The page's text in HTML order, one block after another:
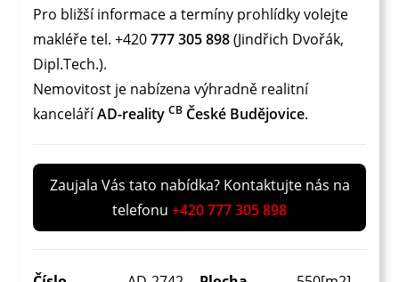
Pro bližší informace a termíny prohlídky volejte
makléře tel. +420777 305 898(Jindřich Dvořák,
Dipl.Tech.).
Nemovitost je nabízena výhradně realitní
kanceláříAD-realityCB České Budějovice.
Zaujala Vás tato nabídka? Kontaktujte nás na
telefonu +420 777 305 898